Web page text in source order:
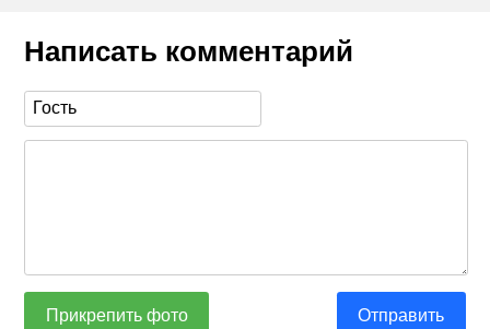
Написать комментарий
Прикрепить фото Отправить